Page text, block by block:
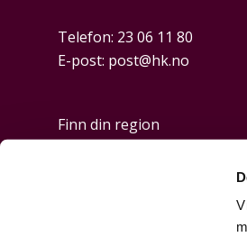
Telefon: 23 06 11 80
E-post: post@hk.no
Finn din region